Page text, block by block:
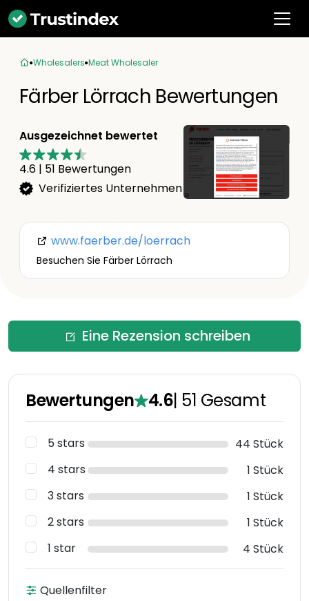
Wholesalers Meat Wholesaler
Färber Lörrach Bewertungen
Ausgezeichnet bewertet
4.6 | 51 Bewertungen
Verifiziertes Unternehmen
www.faerber.de/loerrach
Besuchen Sie Färber Lörrach
Eine Rezension schreiben
Bewertungen 4.6| 51 Gesamt
5 stars
44 Stück
4 stars
1 Stück
3 stars
1 Stück
2 stars
1 Stück
1 star
4 Stück
Quellenfilter